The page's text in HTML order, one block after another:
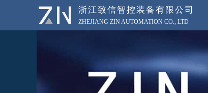
浙江致信智控装备有限公司
ZHEJIANG ZIN AUTOMATION CO., LTD